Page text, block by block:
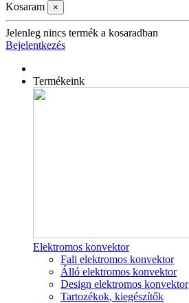
Kosaram
×
Jelenleg nincs termék a kosaradban
Bejelentkezés
Termékeink
Elektromos konvektor
Fali elektromos konvektor
Álló elektromos konvektor
Design elektromos konvektor
Tartozékok, kiegészítők